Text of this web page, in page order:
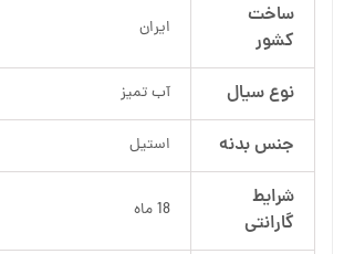
ساخت
کشور
ایران
نوع سیال آب تمیز
جنس بدنه استیل
شرایط
گارانتی
18 ماه